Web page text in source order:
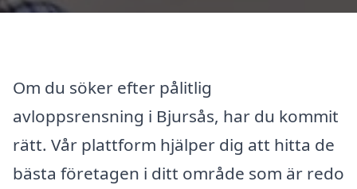
Om du söker efter pålitlig
avloppsrensning i Bjursås, har du kommit
rätt. Vår plattform hjälper dig att hitta de
bästa företagen i ditt område som är redo